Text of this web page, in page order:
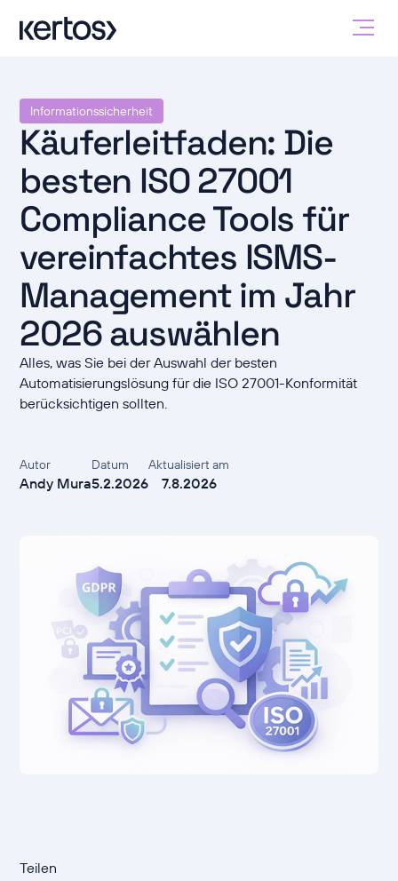
Informationssicherheit
Käuferleitfaden: Die
besten ISO 27001
Compliance Tools für
vereinfachtes ISMS-
Management im Jahr
2026 auswählen
Alles, was Sie bei der Auswahl der besten
Automatisierungslösung für die ISO 27001-Konformität
berücksichtigen sollten.
Autor
Andy Mura
Datum
5.2.2026
Aktualisiert am
7.8.2026
Teilen